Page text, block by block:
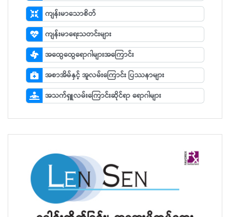
ကျန်းမာသောစိတ်
ကျန်းမာရေးသတင်းများ
အထွေထွေရောဂါများအကြောင်း
အစာအိမ်နှင့် အူလမ်းကြောင်း ပြဿနာများ
အသက်ရှူလမ်းကြောင်းဆိုင်ရာ ရောဂါများ